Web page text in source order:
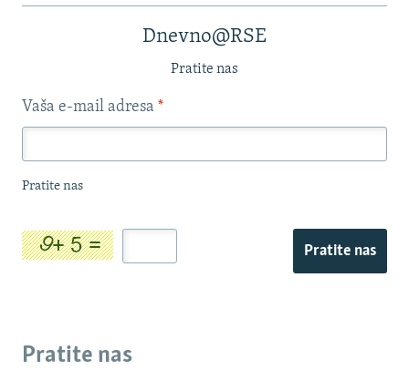
Dnevno@RSE
Pratite nas
Vaša e-mail adresa *
Pratite nas
Pratite nas
Pratite nas